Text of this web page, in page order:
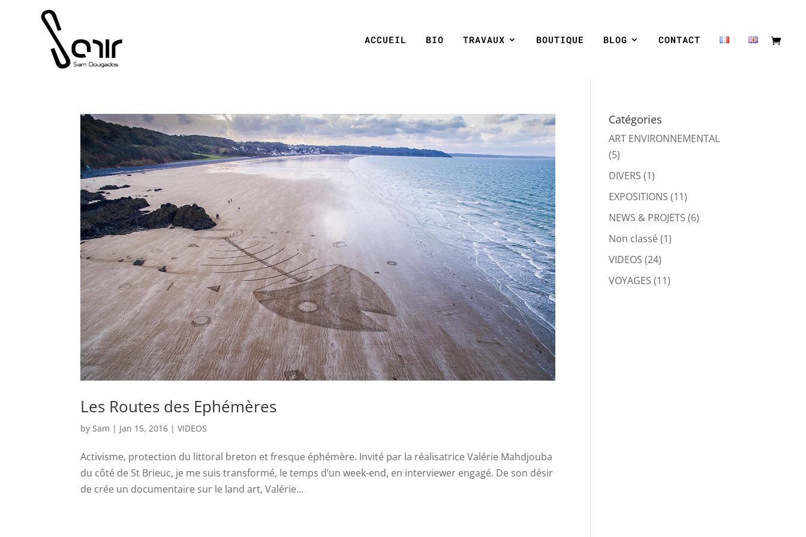
ACCUEIL BIO TRAVAUX BOUTIQUE BLOG CONTACT
Les Routes des Ephémères
bySam | Jan 15, 2016 |VIDEOS
Activisme, protection du littoral breton et fresque éphémère. Invité par la réalisatrice Valérie Mahdjouba
du côté de St Brieuc, je me suis transformé, le temps d’un week-end, en interviewer engagé. De son désir
de crée un documentaire sur le land art, Valérie...
Catégories
ART ENVIRONNEMENTAL
(5)
DIVERS (1)
EXPOSITIONS (11)
NEWS & PROJETS (6)
Non classé(1)
VIDEOS (24)
VOYAGES (11)